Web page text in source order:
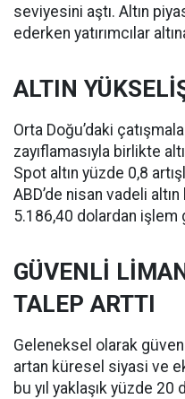
seviyesini aştı. Altın
ederken yatırımcılar
ALTIN
Orta Doğu’daki
zayıflamasıyla birlikte
Spot altın yüzde 0,8
ABD’de nisan vadeli
5.186,40 dolardan işlem
GÜVENLİ
TALEP ARTTI
Geleneksel olarak
artan küresel siyasi ve
bu yıl yaklaşık yüzde